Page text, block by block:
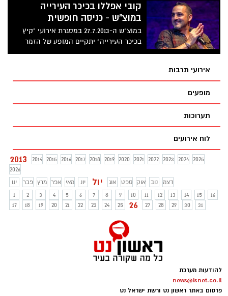
קובי אפללו בכיכר העירייה
במוצ"ש - כניסה חופשית
במוצ"ש ה-27.7.2013 במסגרת אירועי "קיץ
בכיכר העירייה" יתקיים המופע של הזמר
והיוצר קובי אפללו.לפני המופע המרכזי
אירועי תרבות
מופעים
תערוכות
לוח אירועים
2013 2014 2015 2016 2017 2018 2019 2020 2021 2022 2023 2024 2025
2026
ינו
פבר מרץ אפר מאי יונ יול אוג ספט אוק נוב
דצמ
1
2 3 4 5 6 7 8 9 10 11 12 13 14 15
16
17
18 19 20 21 22 23 24 25 26 27 28 29 30 31
להודעות מערכת
news@isnet.co.il
פרסום באתר ראשון נט ורשת ישראל נט